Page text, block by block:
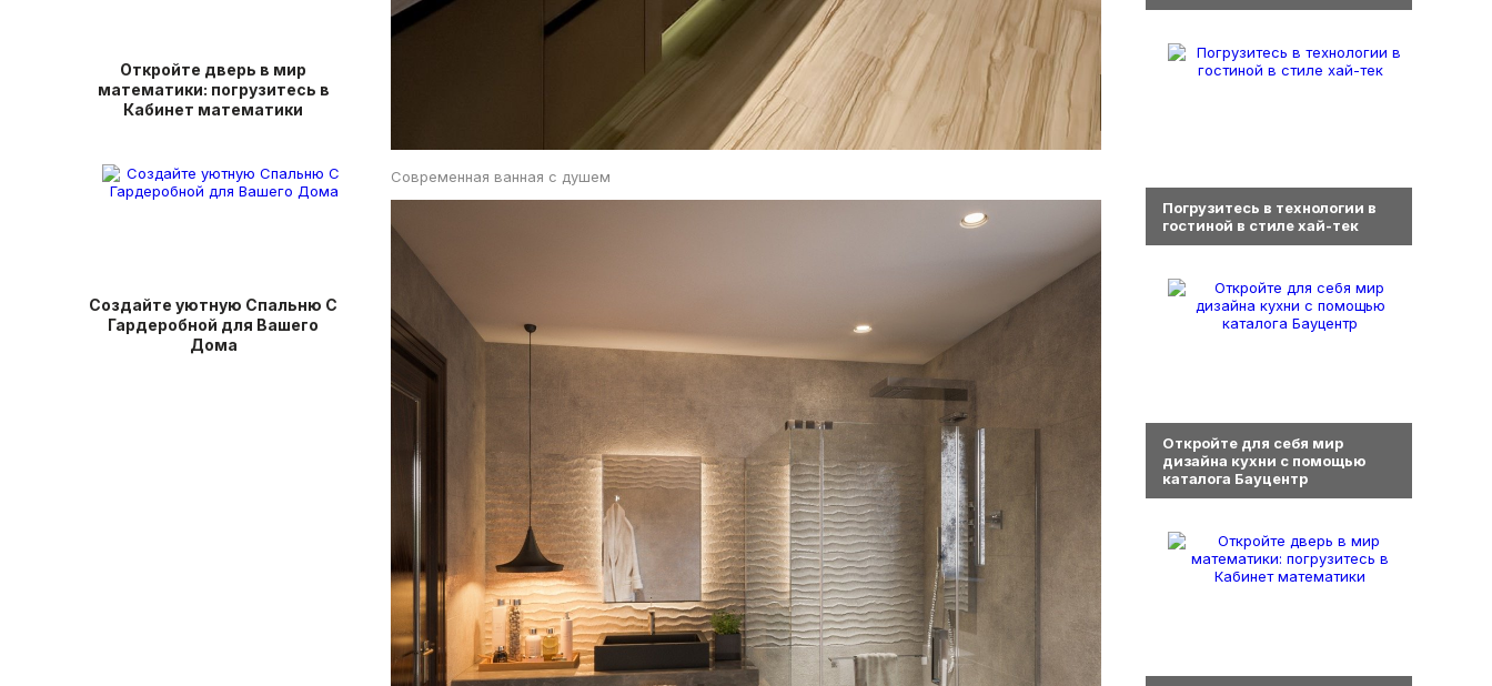
Современная ванная с душем
Откройте дверь в мир
математики: погрузитесь в
Кабинет математики
Создайте уютную Спальню С
Гардеробной для Вашего
Дома
Погрузитесь в технологии в
гостиной в стиле хай-тек
Откройте для себя мир
дизайна кухни с помощью
каталога Бауцентр